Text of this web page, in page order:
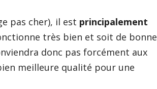
pas cher), il est principalement
très bien et soit de bonne
donc pas forcément aux
meilleure qualité pour une